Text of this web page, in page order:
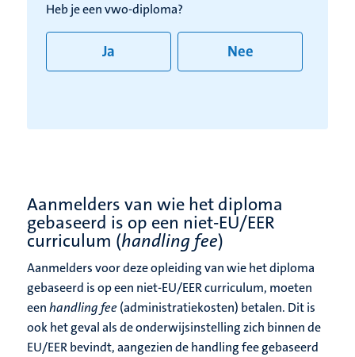
Heb je een vwo-diploma?​
Ja Nee
Aanmelders van wie het diploma
gebaseerd is op een niet-EU/EER
curriculum (handling fee)
Aanmelders voor deze opleiding van wie het diploma
gebaseerd is op een niet-EU/EER curriculum, moeten
eenhandling fee(administratiekosten) betalen. Dit is
ook het geval als de onderwijsinstelling zich binnen de
EU/EER bevindt, aangezien de handling fee gebaseerd